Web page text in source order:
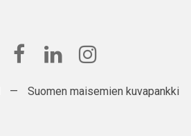
— Suomen maisemien kuvapankki